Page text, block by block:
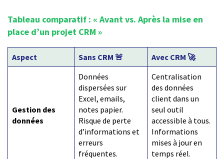
Tableau comparatif : « Avant vs. Après la mise en
place d’un projet CRM »
Aspect Sans CRM 🚨 Avec CRM 🚀
Gestion des
données
Données
dispersées sur
Excel, emails,
notes papier.
Risque de perte
d’informations et
erreurs
fréquentes.
Centralisation
des données
client dans un
seul outil
accessible à tous.
Informations
mises à jour en
temps réel.